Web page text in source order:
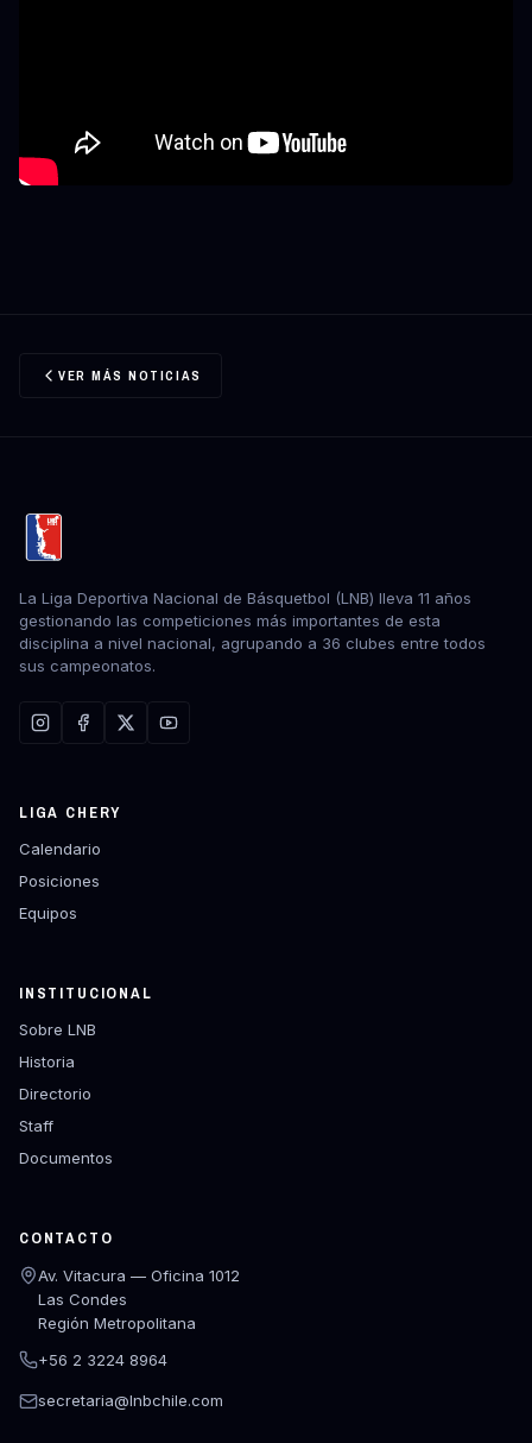
VER MÁS NOTICIAS
La Liga Deportiva Nacional de Básquetbol (LNB) lleva 11 años
gestionando las competiciones más importantes de esta
disciplina a nivel nacional, agrupando a 36 clubes entre todos
sus campeonatos.
LIGA CHERY
Calendario
Posiciones
Equipos
INSTITUCIONAL
Sobre LNB
Historia
Directorio
Staff
Documentos
CONTACTO
Av. Vitacura — Oficina 1012
Las Condes
Región Metropolitana
+56 2 3224 8964
secretaria@lnbchile.com